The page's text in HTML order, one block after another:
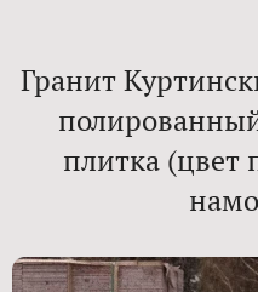
Гранит
плитка (цвет